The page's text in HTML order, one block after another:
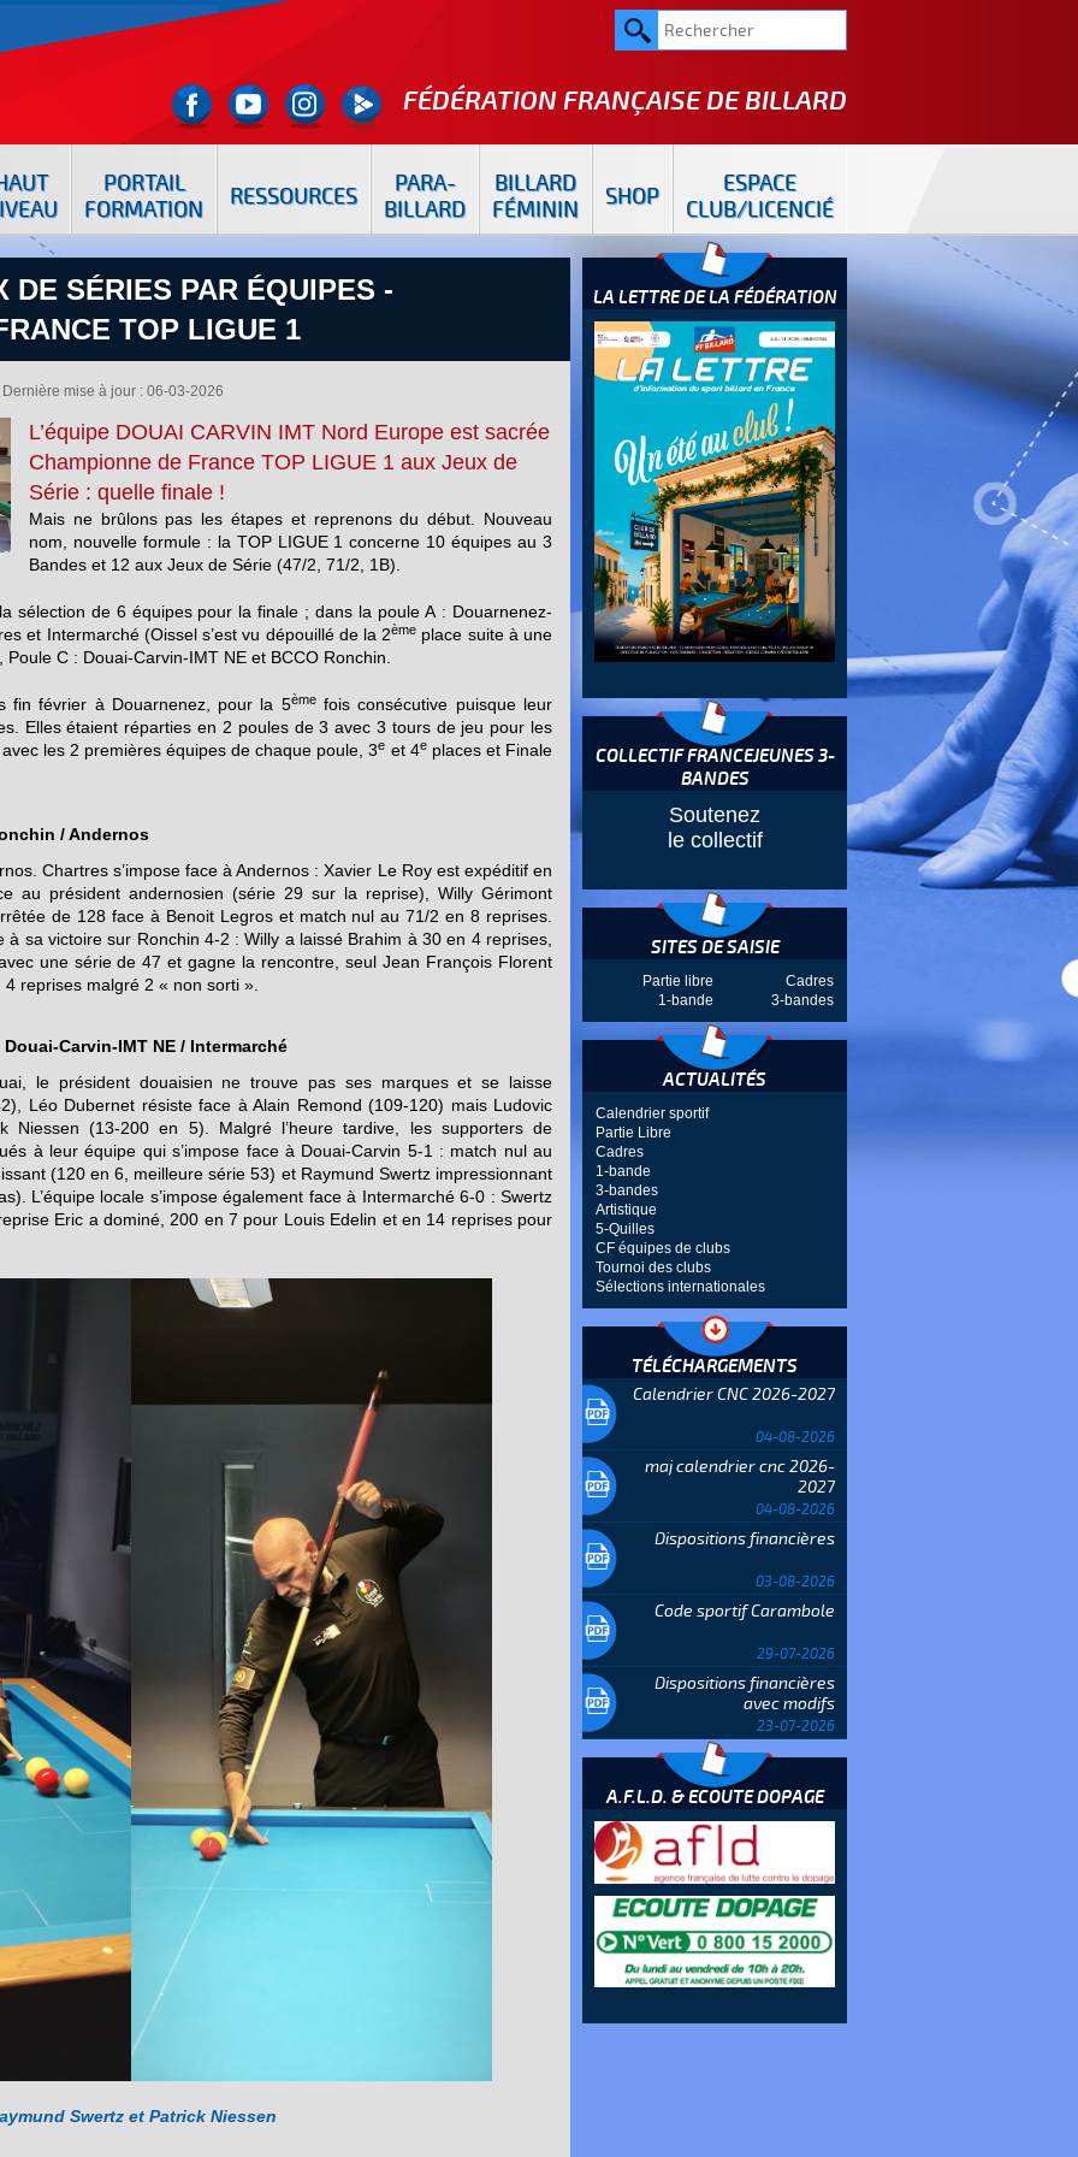
FÉDÉRATION FRANÇAISE DEBILLARD
PORTAIL
FORMATION
RESSOURCES
PARA-
BILLARD
BILLARD
FÉMININ
SHOP
ESPACE
CLUB/LICENCIÉ
DE SÉRIES PAR ÉQUIPES -
TOP LIGUE 1
Dernière mise à jour : 06-03-2026
L’équipe DOUAI CARVIN IMT Nord Europe est sacrée
Championne de France TOP LIGUE 1 aux Jeux de
Série : quelle finale !
Mais ne brûlons pas les étapes et reprenons du début. Nouveau
nom, nouvelle formule : la TOP LIGUE 1 concerne 10 équipes au 3
Bandes et 12 aux Jeux de Série (47/2, 71/2, 1B).
sélection de 6 équipes pour la finale ; dans la poule A : Douarnenez-
et Intermarché (Oissel s’est vu dépouillé de la 2ème place suite à une
C : Douai-Carvin-IMT NE et BCCO Ronchin.
fin février à Douarnenez, pour la 5èmefois consécutive puisque leur
Elles étaient réparties en 2 poules de 3 avec 3 tours de jeu pour les
les 2 premières équipes de chaque poule, 3e et 4eplaces et Finale
/ Andernos
Chartres s’impose face à Andernos : Xavier Le Roy est expéditif en
au président andernosien (série 29 sur la reprise), Willy Gérimont
de 128 face à Benoit Legros et match nul au 71/2 en 8 reprises.
sa victoire sur Ronchin 4-2 : Willy a laissé Brahim à 30 en 4 reprises,
une série de 47 et gagne la rencontre, seul Jean François Florent
reprises malgré 2 « non sorti ».
Carvin-IMT NE / Intermarché
le président douaisien ne trouve pas ses marques et se laisse
Léo Dubernet résiste face à Alain Remond (109-120) mais Ludovic
(13-200 en 5). Malgré l’heure tardive, les supporters de
à leur équipe qui s’impose face à Douai-Carvin 5-1 : match nul au
(120 en 6, meilleure série 53) et Raymund Swertz impressionnant
L’équipe locale s’impose également face à Intermarché 6-0 : Swertz
Eric a dominé, 200 en 7 pour Louis Edelin et en 14 reprises pour
Swertz et Patrick Niessen
LA LETTRE DE LA FÉDÉRATION
COLLECTIF FRANCEJEUNES 3-
BANDES
Soutenez
le collectif
SITES DE SAISIE
Partie libre
Cadres
1-bande
3-bandes
ACTUALITÉS
Calendrier sportif
Partie Libre
Cadres
1-bande
3-bandes
Artistique
5-Quilles
CF équipes de clubs
Tournoi des clubs
Sélections internationales
TÉLÉCHARGEMENTS
Calendrier CNC 2026-2027
04-08-2026
maj calendrier cnc 2026-
2027
04-08-2026
Dispositions financières
03-08-2026
Code sportif Carambole
29-07-2026
Dispositions financières
avec modifs
23-07-2026
A.F.L.D. & ECOUTE DOPAGE